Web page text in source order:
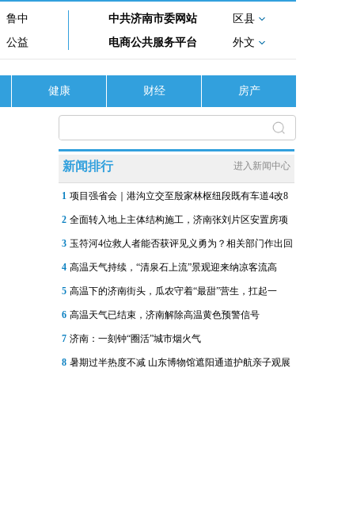
鲁中
公益
中共济南市委网站
区县
电商公共服务平台
外文
健康 财经 房产
新闻排行 进入新闻中心
1 项目强省会｜港沟立交至殷家林枢纽段既有车道4改8
2 全面转入地上主体结构施工，济南张刘片区安置房项
3 玉符河4位救人者能否获评见义勇为？相关部门作出回
4 高温天气持续，“清泉石上流”景观迎来纳凉客流高
5 高温下的济南街头，瓜农守着“最甜”营生，扛起一
6 高温天气已结束，济南解除高温黄色预警信号
7 济南：一刻钟“圈活”城市烟火气
8 暑期过半热度不减 山东博物馆遮阳通道护航亲子观展